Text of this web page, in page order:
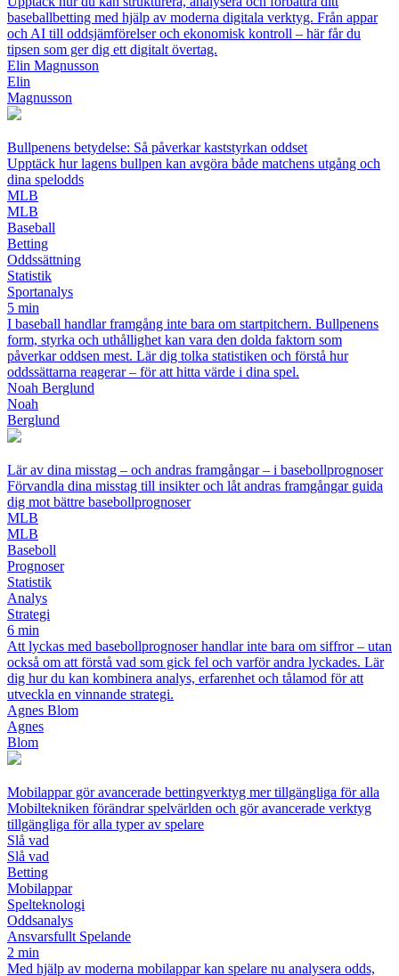
baseballbetting med hjälp av moderna digitala verktyg. Från appar
och AI till oddsjämförelser och ekonomisk kontroll – här får du
tipsen som ger dig ett digitalt övertag.
Elin Magnusson
Elin
Magnusson
Bullpenens betydelse: Så påverkar kaststyrkan oddset
Upptäck hur lagens bullpen kan avgöra både matchens utgång och
dina spelodds
MLB
MLB
Baseball
Betting
Oddssättning
Statistik
Sportanalys
5 min
I baseball handlar framgång inte bara om startpitchern. Bullpenens
form, styrka och uthållighet kan vara den dolda faktorn som
påverkar oddsen mest. Lär dig tolka statistiken och förstå hur
oddssättarna reagerar – för att hitta värde i dina spel.
Noah Berglund
Noah
Berglund
Lär av dina misstag – och andras framgångar – i basebollprognoser
Förvandla dina misstag till insikter och låt andras framgångar guida
dig mot bättre basebollprognoser
MLB
MLB
Baseboll
Prognoser
Statistik
Analys
Strategi
6 min
Att lyckas med basebollprognoser handlar inte bara om siffror – utan
också om att förstå vad som gick fel och varför andra lyckades. Lär
dig hur du kan kombinera analys, erfarenhet och tålamod för att
utveckla en vinnande strategi.
Agnes Blom
Agnes
Blom
Mobilappar gör avancerade bettingverktyg mer tillgängliga för alla
Mobiltekniken förändrar spelvärlden och gör avancerade verktyg
tillgängliga för alla typer av spelare
Slå vad
Slå vad
Betting
Mobilappar
Spelteknologi
Oddsanalys
Ansvarsfullt Spelande
2 min
Med hjälp av moderna mobilappar kan spelare nu analysera odds,